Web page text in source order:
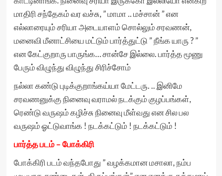
மாதிரி சந்தேகம் வர வச்சு, ” மாமா .. மச்சான் ” என
எல்லாரையும் சரியா அடையாளம் சொல்லும் சரவணன்,
மனைவி மீனாட்சியை மட்டும் பார்த்துட்டு ” நீங்க யாரு ? ”
என கேட்குறாரு பாருங்க… சான்சே இல்லை. பார்த்த மூணு
பேரும் விழுந்து விழுந்து சிரிச்சோம்
நல்லா கண்டு புடிக்குறாங்கய்யா மேட்டரு. .. இனிமே
சரவணனுக்கு நினைவு வராமல் நடக்கும் குழப்பங்கள்,
ரெண்டு வருஷம் கழிச்சு நினைவு மீள்வது என சில பல
வருஷம் ஓட்டுவாங்க ! நடக்கட்டும் ! நடக்கட்டும் !
பார்த்த படம் – போக்கிரி
போக்கிரி படம் வந்தபோது ” வழக்கமான மசாலா, நம்ப